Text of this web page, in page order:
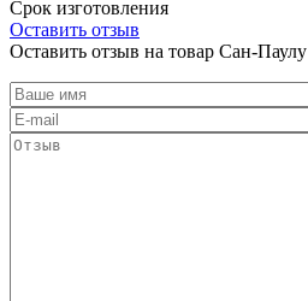
Срок изготовления
Оставить отзыв
Оставить отзыв на товар Сан-Паулу